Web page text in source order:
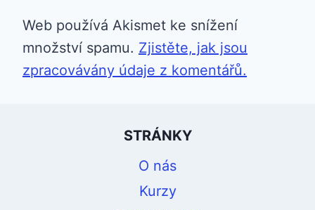
Web používá Akismet ke snížení
množství spamu. Zjistěte, jak jsou
zpracovávány údaje z komentářů.
STRÁNKY
O nás
Kurzy